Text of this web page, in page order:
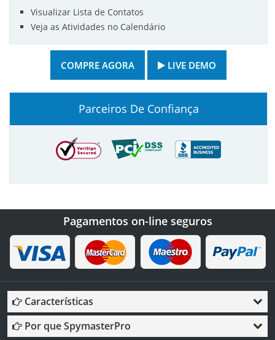
Visualizar Lista de Contatos
Veja as Atividades no Calendário
COMPRE AGORA LIVE DEMO
Parceiros De Confiança
Pagamentos on-line seguros
Características
Por que SpymasterPro